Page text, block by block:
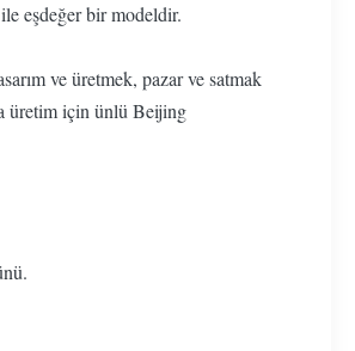
eşdeğer bir modeldir.
ve üretmek, pazar ve satmak
üretim için ünlü Beijing